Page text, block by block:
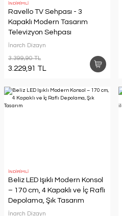
İNDİRİMLİ
Ravello TV Sehpası - 3
Kapaklı Modern Tasarım
Televizyon Sehpası
İnarch Dizayn
3.399,90 TL
3.229,91 TL
İNDİRİMLİ
Beliz LED Işıklı Modern Konsol
– 170 cm, 4 Kapaklı ve İç Raflı
Depolama, Şık Tasarım
İnarch Dizayn